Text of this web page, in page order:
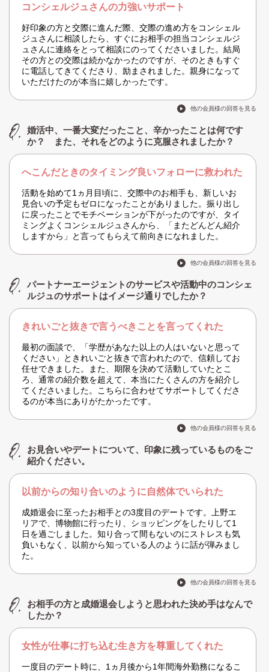
コンシェルジュさんの力強いサポート
好印象の方と交際に進んだ際、交際の進め方をコンシェル
ジュさんに相談したら、すぐにお相手の担当コンシェルジ
ュさんに連絡をとって相談にのってくださいました。結局
その方との交際は続かなかったのですが、そのときもすぐ
に電話してきてくださり、励まされました。親身になって
いただけたのが本当に嬉しかったです。
他の会員様の回答を見る
婚活中、一番大変だったこと、辛かったことは何です
か？ また、それをどのように克服されましたか？
へこんだときのタイミング良いフォローに救われた
活動を始めて1ヵ月目頃に、交際中のお相手も、新しいお
見合いの予定もゼロになったことがありました。振り出し
に戻ったことでモチベーションが下がったのですが、タイ
ミングよくコンシェルジュさんから、「またどんどん紹介
しますから」と言ってもらえて前向きになれました。
他の会員様の回答を見る
パートナーエージェントのサービスや活動中のコンシェ
ルジュのサポートはイメージ通りでしたか？
きれいごと抜きで言うべきことを言ってくれた
最初の面談で、「学歴があなた以上の人はいないと思って
ください」ときれいごと抜きで言われたので、信頼してお
任せできました。また、期限を決めて活動していたとこ
ろ、通常の紹介数を超えて、本当にたくさんの方を紹介し
てくださいました。こちらに合わせてサポートしてくださ
るのが本当にありがたかったです。
他の会員様の回答を見る
お見合いやデートについて、印象に残っているものをご
紹介ください。
以前からの知り合いのように自然体でいられた
成婚退会に至ったお相手との3度目のデートです。上野エ
リアで、博物館に行ったり、ショッピングをしたりして1
日を過ごしました。知り合って間もないのにストレスも気
負いもなく、以前から知っている人のように話が弾みまし
た。
他の会員様の回答を見る
お相手の方と成婚退会しようと思われた決め手はなんで
したか？
女性が仕事に打ち込む生き方を尊重してくれた
一度目のデート時に、1ヵ月後から1年間海外勤務になるこ